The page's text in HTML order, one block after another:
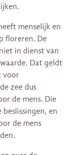
menselijk en
floreren. De
in dienst van
Dat geldt
voor
zee dus
de mens. Die
en
de mens